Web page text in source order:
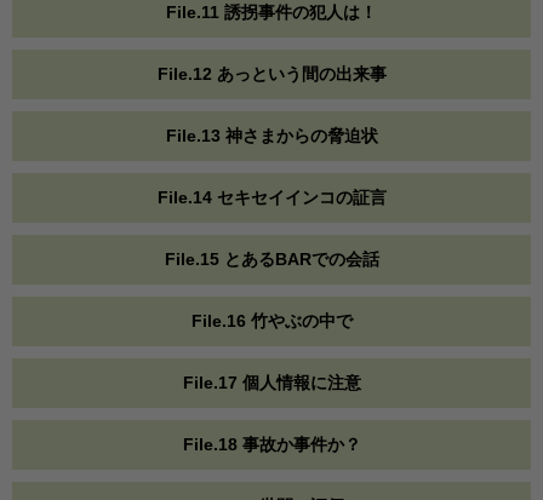
File.11 誘拐事件の犯人は！
File.12 あっという間の出来事
File.13 神さまからの脅迫状
File.14 セキセイインコの証言
File.15 とあるBARでの会話
File.16 竹やぶの中で
File.17 個人情報に注意
File.18 事故か事件か？